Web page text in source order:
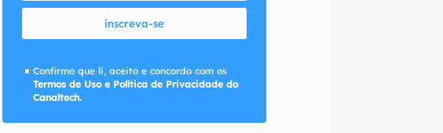
inscreva-se
Confirmo que li, aceito e concordo com os
Termos de Uso e Política de Privacidade do
Canaltech.